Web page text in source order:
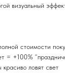
визуальный
стоимости
= +100%
ловят свет